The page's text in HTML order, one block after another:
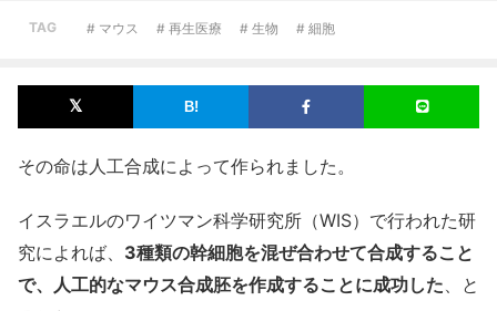
TAG # マウス # 再生医療 # 生物 # 細胞
その命は人工合成によって作られました。
イスラエルのワイツマン科学研究所（WIS）で行われた研
究によれば、 3種類の幹細胞を混ぜ合わせて合成すること
で、人工的なマウス合成胚を作成することに成功した 、と